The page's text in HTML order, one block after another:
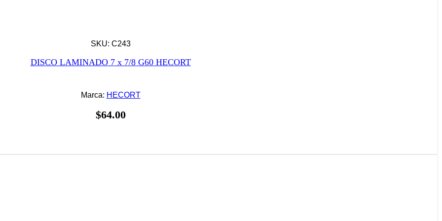
SKU: C243
DISCO LAMINADO 7 x 7/8 G60 HECORT
Marca: HECORT
$64.00